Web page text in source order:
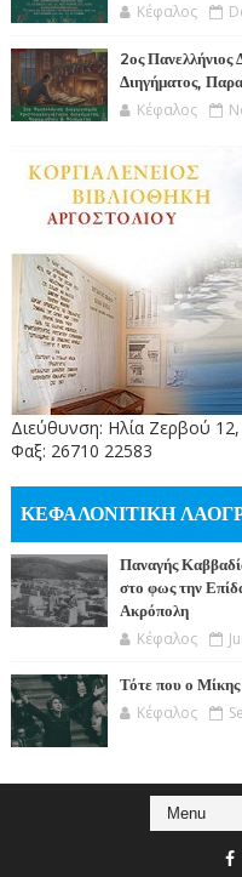
Κέφαλος
2ος Πανελλήνιος
Διηγήματος,
Κέφαλος
Διεύθυνση: Ηλία Ζερβού
Φαξ: 26710 22583
ΚΕΦΑΛΟΝΙΤΙΚΗ
Παναγής
στο φως την
Ακρόπολη
Κέφαλος
Τότε που ο
Κέφαλος